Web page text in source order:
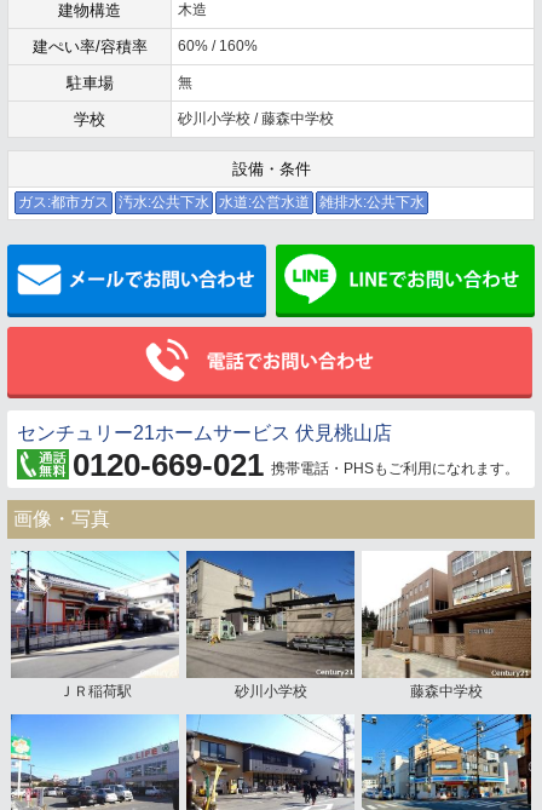
建物構造 木造
建ぺい率/容積率 60% / 160%
駐車場 無
学校 砂川小学校 / 藤森中学校
設備・条件
ガス:都市ガス 汚水:公共下水 水道:公営水道 雑排水:公共下水
メールでお問い合わせ
センチュリー21ホームサービス 伏見桃山店
0120-669-021 携帯電話・PHSもご利用になれます。
画像・写真
ＪＲ稲荷駅 砂川小学校 藤森中学校